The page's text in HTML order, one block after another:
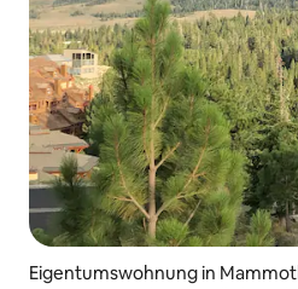
Eigentumswohnung in